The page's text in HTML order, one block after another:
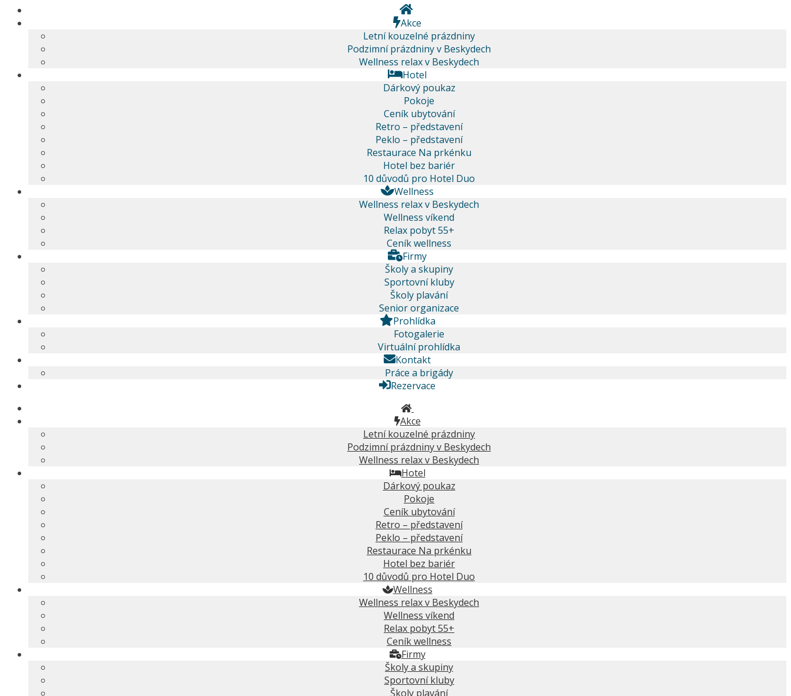
navigaci
obsahu
webu
Akce
Letní kouzelné prázdniny
Podzimní prázdniny v Beskydech
Wellness relax v Beskydech
Hotel
Dárkový poukaz
Pokoje
Ceník ubytování
Retro – představení
Peklo – představení
Restaurace Na prkénku
Hotel bez bariér
10 důvodů pro Hotel Duo
Wellness
Wellness relax v Beskydech
Wellness víkend
Relax pobyt 55+
Ceník wellness
Firmy
Školy a skupiny
Sportovní kluby
Školy plavání
Senior organizace
Prohlídka
Fotogalerie
Virtuální prohlídka
Kontakt
Práce a brigády
Rezervace
Akce
Letní kouzelné prázdniny
Podzimní prázdniny v Beskydech
Wellness relax v Beskydech
Hotel
Dárkový poukaz
Pokoje
Ceník ubytování
Retro – představení
Peklo – představení
Restaurace Na prkénku
Hotel bez bariér
10 důvodů pro Hotel Duo
Wellness
Wellness relax v Beskydech
Wellness víkend
Relax pobyt 55+
Ceník wellness
Firmy
Školy a skupiny
Sportovní kluby
Školy plavání